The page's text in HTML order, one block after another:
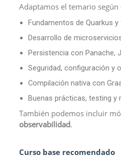
Adaptamos el temario
Fundamentos de Quarkus
Desarrollo de
Persistencia con Panache,
Seguridad, configuración y
Compilación nativa con
Buenas prácticas, testing y
También podemos incluir
observabilidad.
Curso base recomendado